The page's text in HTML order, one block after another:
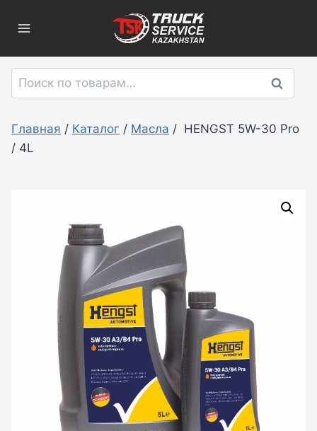
Искать: Поиск
Главная / Каталог / Масла / HENGST 5W-30 Pro
/ 4L